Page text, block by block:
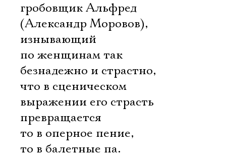
гробовщик Альфред
(Александр Моровов),
изнывающий
по женщинам так
безнадежно и страстно,
что в сценическом
выражении его страсть
превращается
то в оперное пение,
то в балетные па.